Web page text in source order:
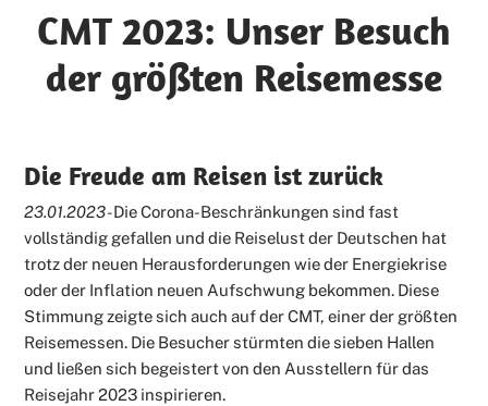
CMT 2023: Unser Besuch
der größten Reisemesse
Die Freude am Reisen ist zurück
23.01.2023 -Die Corona-Beschränkungen sind fast
vollständig gefallen und die Reiselust der Deutschen hat
trotz der neuen Herausforderungen wie der Energiekrise
oder der Inflation neuen Aufschwung bekommen. Diese
Stimmung zeigte sich auch auf der CMT, einer der größten
Reisemessen. Die Besucher stürmten die sieben Hallen
und ließen sich begeistert von den Ausstellern für das
Reisejahr 2023 inspirieren.